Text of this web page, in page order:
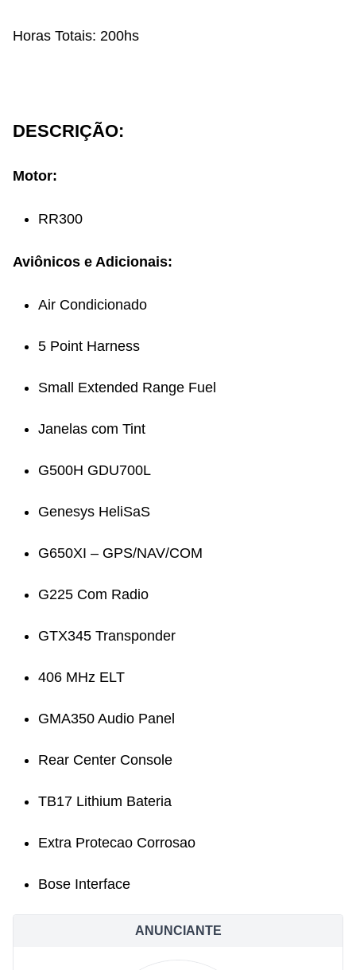
Horas Totais: 200hs
DESCRIÇÃO:
Motor:
RR300
Aviônicos e Adicionais:
Air Condicionado
5 Point Harness
Small Extended Range Fuel
Janelas com Tint
G500H GDU700L
Genesys HeliSaS
G650XI – GPS/NAV/COM
G225 Com Radio
GTX345 Transponder
406 MHz ELT
GMA350 Audio Panel
Rear Center Console
TB17 Lithium Bateria
Extra Protecao Corrosao
Bose Interface
ANUNCIANTE